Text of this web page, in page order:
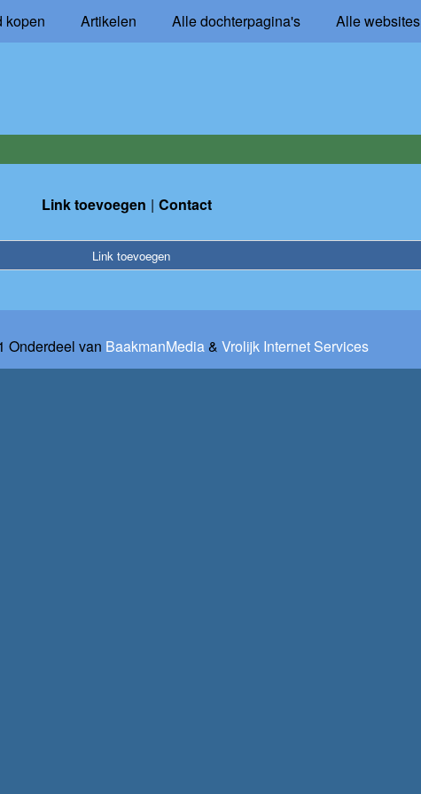
kopen Artikelen Alle dochterpagina's Alle websites
Link toevoegen Contact
Link toevoegen
Onderdeel van BaakmanMedia& Vrolijk Internet Services